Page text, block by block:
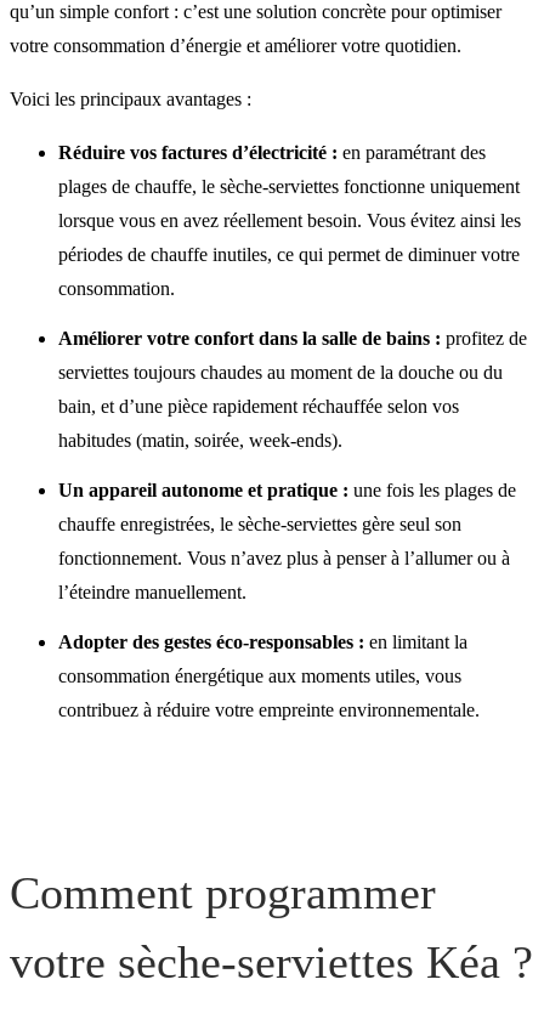
qu’un simple confort : c’est une solution concrète pour optimiser
votre consommation d’énergie et améliorer votre quotidien.
Voici les principaux avantages :
Réduire vos factures d’électricité : en paramétrant des
plages de chauffe, le sèche-serviettes fonctionne uniquement
lorsque vous en avez réellement besoin. Vous évitez ainsi les
périodes de chauffe inutiles, ce qui permet de diminuer votre
consommation.
Améliorer votre confort dans la salle de bains : profitez de
serviettes toujours chaudes au moment de la douche ou du
bain, et d’une pièce rapidement réchauffée selon vos
habitudes (matin, soirée, week-ends).
Un appareil autonome et pratique : une fois les plages de
chauffe enregistrées, le sèche-serviettes gère seul son
fonctionnement. Vous n’avez plus à penser à l’allumer ou à
l’éteindre manuellement.
Adopter des gestes éco-responsables : en limitant la
consommation énergétique aux moments utiles, vous
contribuez à réduire votre empreinte environnementale.
Comment programmer
votre sèche-serviettes Kéa ?